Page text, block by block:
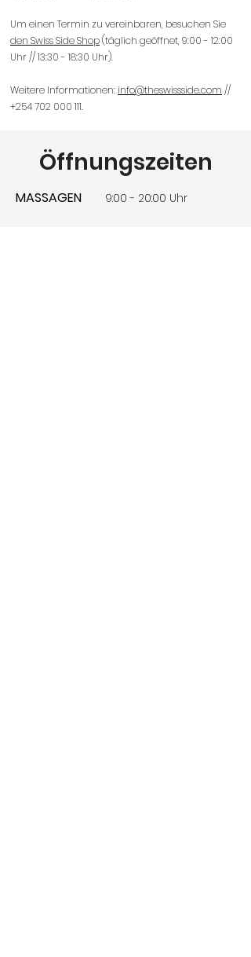
Um einen Termin zu vereinbaren, besuchen Sie
den Swiss Side Shop(täglich geöffnet, 9:00 - 12:00
Uhr // 13:30 - 18:30 Uhr).
Weitere Informationen:info@theswissside.com //
+254 702 000 111.
Öffnungszeiten
MASSAGEN 9:00 - 20:00 Uhr